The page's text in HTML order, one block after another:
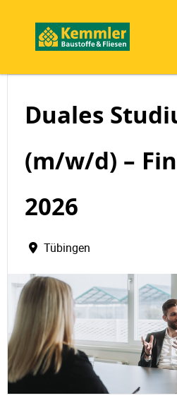
Duales
(m/w/d) –
2026
Tübingen